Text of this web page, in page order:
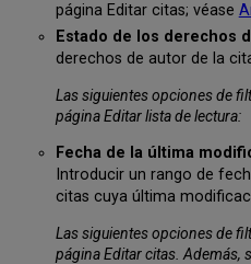
página Editar citas; véase
Estado de los derechos
derechos de autor de la
Las siguientes opciones de
página Editar lista de lectura:
Fecha de la última
Introducir un rango de
citas cuya última
Las siguientes opciones de
página Editar citas. Además,